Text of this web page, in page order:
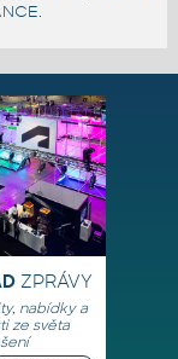
.
ZPRÁVY
nabídky a
ze světa